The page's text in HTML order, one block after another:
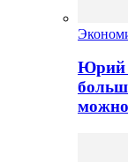
Юрий